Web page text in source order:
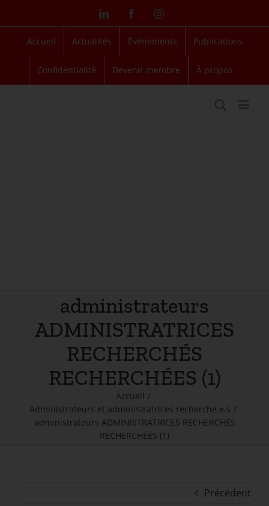
contenu
LinkedIn FacebookInstagram
Accueil Actualités Événements Publications
Confidentialité Devenir membre À propos
administrateurs
ADMINISTRATRICES
RECHERCHÉS
RECHERCHÉES (1)
Accueil /
Administrateurs et administratrices recherché.e.s /
administrateurs ADMINISTRATRICES RECHERCHÉS
RECHERCHÉES (1)
Précédent